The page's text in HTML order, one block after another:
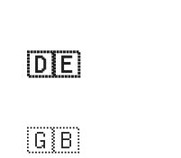
🇩🇪
🇬🇧